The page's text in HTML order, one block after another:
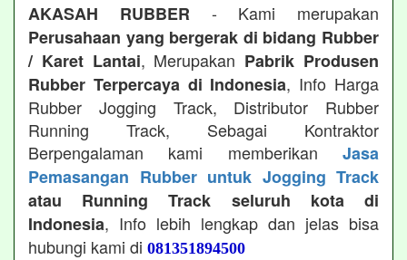
AKASAH RUBBER - Kami merupakan
Perusahaan yang bergerak di bidang Rubber
/ Karet Lantai, Merupakan Pabrik Produsen
Rubber Terpercaya di Indonesia, Info Harga
Rubber Jogging Track, Distributor Rubber
Running Track, Sebagai Kontraktor
Berpengalaman kami memberikan Jasa
Pemasangan Rubber untuk Jogging Track
atau Running Track seluruh kota di
Indonesia, Info lebih lengkap dan jelas bisa
hubungi kami di 081351894500